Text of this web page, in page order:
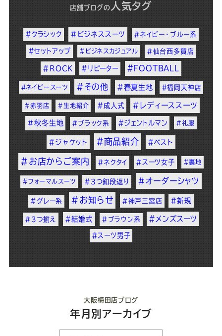
店舗ブログの 人気タグ
#クラシック #ビジネススーツ #ネイビー・ブルー系
#セットアップ #ビジネスカジュアル #仙台西多賀店
#ROCK #リピーター #FOOTBALL
#ネイビースーツ #その他 #春夏生地 #福岡天神店
#赤羽店 #生地紹介 #成人式 #レディーススーツ
#秋冬生地 #ブラック系 #ジェントルマン #礼服
#ジャケット #商品紹介 #ベスト
#お店からご案内 #ネクタイ #スーツ女子 #裏地
#フォーマルスーツ #3つ釦段返り #オーダーシャツ
#グレー系 #お知らせ #神戸三宮店 #新規
#3つ揃え #結婚式 #ブラウン系 #メンズスーツ
#スーツ男子
大阪梅田店ブログ
年月別アーカイブ